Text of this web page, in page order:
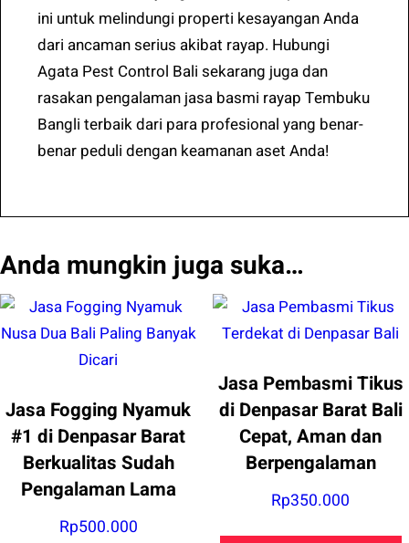
ini untuk melindungi properti kesayangan Anda
dari ancaman serius akibat rayap. Hubungi
Agata Pest Control Bali sekarang juga dan
rasakan pengalaman jasa basmi rayap Tembuku
Bangli terbaik dari para profesional yang benar-
benar peduli dengan keamanan aset Anda!
Anda mungkin juga suka…
Jasa Fogging Nyamuk
#1 di Denpasar Barat
Berkualitas Sudah
Pengalaman Lama
Rp500.000
Jasa Pembasmi Tikus
di Denpasar Barat Bali
Cepat, Aman dan
Berpengalaman
Rp350.000